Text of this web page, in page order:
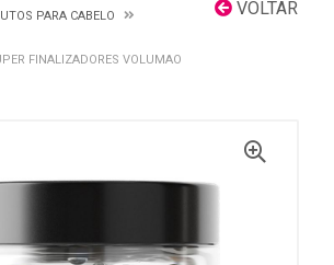
VOLTAR
PARA CABELO
FINALIZADORES VOLUMAO